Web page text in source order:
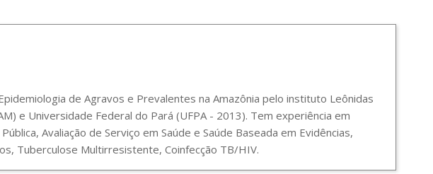
de Agravos e Prevalentes na Amazônia pelo instituto Leônidas
e Universidade Federal do Pará (UFPA - 2013). Tem experiência em
Avaliação de Serviço em Saúde e Saúde Baseada em Evidências,
Tuberculose Multirresistente, Coinfecção TB/HIV.